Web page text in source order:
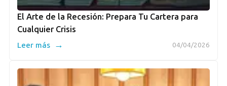
El Arte de la Recesión: Prepara Tu Cartera para
Cualquier Crisis
04/04/2026
Leer más →